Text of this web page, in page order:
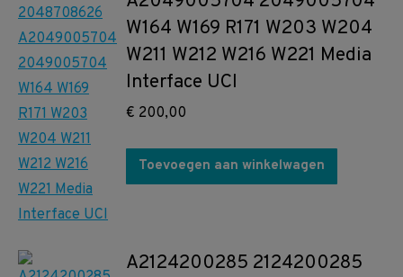
W164 W169 R171 W203 W204
W211 W212 W216 W221 Media
Interface UCI
€ 200,00
Toevoegen aan winkelwagen
A2124200285 2124200285